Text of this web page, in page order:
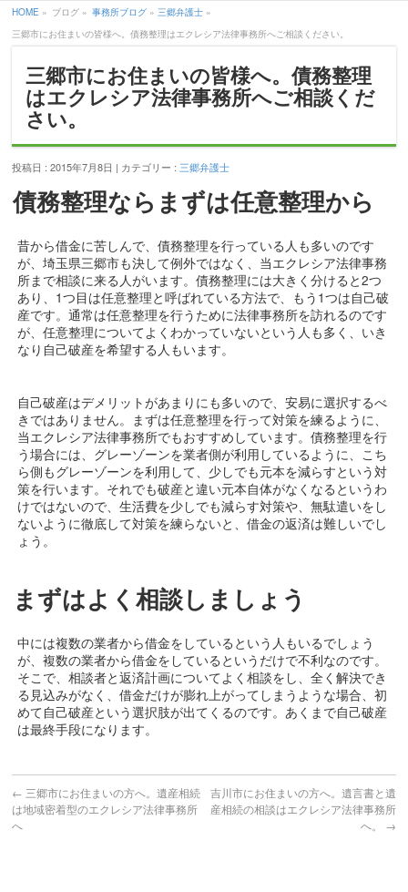
HOME » ブログ » 事務所ブログ » 三郷弁護士 »
三郷市にお住まいの皆様へ。債務整理はエクレシア法律事務所へご相談ください。
三郷市にお住まいの皆様へ。債務整理
はエクレシア法律事務所へご相談くだ
さい。
投稿日 : 2015年7月8日 | カテゴリー : 三郷弁護士
債務整理ならまずは任意整理から
昔から借金に苦しんで、債務整理を行っている人も多いのです
が、埼玉県三郷市も決して例外ではなく、当エクレシア法律事務
所まで相談に来る人がいます。債務整理には大きく分けると2つ
あり、1つ目は任意整理と呼ばれている方法で、もう1つは自己破
産です。通常は任意整理を行うために法律事務所を訪れるのです
が、任意整理についてよくわかっていないという人も多く、いき
なり自己破産を希望する人もいます。
自己破産はデメリットがあまりにも多いので、安易に選択するべ
きではありません。まずは任意整理を行って対策を練るように、
当エクレシア法律事務所でもおすすめしています。債務整理を行
う場合には、グレーゾーンを業者側が利用しているように、こち
ら側もグレーゾーンを利用して、少しでも元本を減らすという対
策を行います。それでも破産と違い元本自体がなくなるというわ
けではないので、生活費を少しでも減らす対策や、無駄遣いをし
ないように徹底して対策を練らないと、借金の返済は難しいでし
ょう。
まずはよく相談しましょう
中には複数の業者から借金をしているという人もいるでしょう
が、複数の業者から借金をしているというだけで不利なのです。
そこで、相談者と返済計画についてよく相談をし、全く解決でき
る見込みがなく、借金だけが膨れ上がってしまうような場合、初
めて自己破産という選択肢が出てくるのです。あくまで自己破産
は最終手段になります。
← 三郷市にお住まいの方へ。遺産相続
は地域密着型のエクレシア法律事務所
へ
吉川市にお住まいの方へ。遺言書と遺
産相続の相談はエクレシア法律事務所
へ。 →